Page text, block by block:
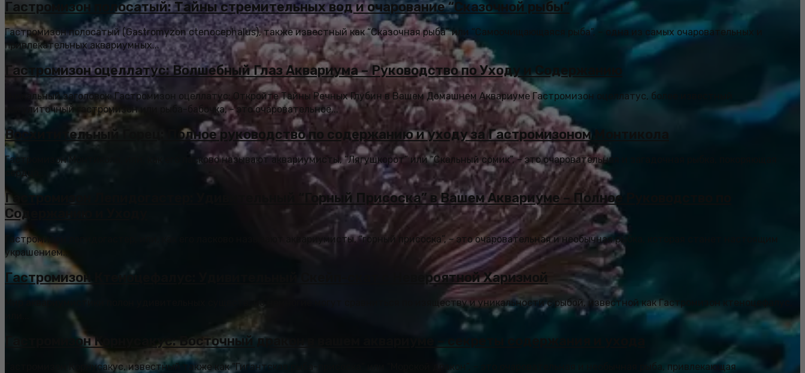
Гастромизон полосатый: Тайны стремительных вод и очарование “Сказочной рыбы”
Гастромизон полосатый (Gastromyzon ctenocephalus), также известный как “Сказочная рыба” или “Самоочищающаяся рыба”, – одна из самых очаровательных и
привлекательных аквариумных...
Гастромизон оцеллатус: Волшебный Глаз Аквариума – Руководство по Уходу и Содержанию
Уникальный заголовок: Гастромизон оцеллатус: Откройте Тайны Речных Глубин в Вашем Домашнем Аквариуме Гастромизон оцеллатус, более известный
как улиточный гастромизон или рыба-бабочка, - это очаровательное...
Восхитительный Горец: Полное руководство по содержанию и уходу за Гастромизоном Монтикола
Гастромизон Монтикола, или, как его ласково называют аквариумисты, “Лягушкорот” или “Скальный сомик”, – это очаровательная и загадочная рыбка, покоряющая
сердца...
Гастромизон Лепидогастер: Удивительный “Горный Присоска” в Вашем Аквариуме – Полное Руководство по
Содержанию и Уходу
Гастромизон лепидогастер, или, как его ласково называют аквариумисты, “горный присоска”, – это очаровательная и необычная рыбка, которая станет настоящим
украшением...
Гастромизон Ктеноцефалус: Удивительный Скейп-скат с Невероятной Харизмой
Мир аквариумистики полон удивительных существ, но немногие могут сравниться по изяществу и уникальности с рыбой, известной как Гастромизон ктеноцефалус,
Гастромизон Корнусакус: Восточный дракон в вашем аквариуме – секреты содержания и ухода
Гастромизон Корнусакус, известный также как “Гигантская рыба-присоска” или “Морской дракон”, – это очаровательная и необычная рыба, привлекающая